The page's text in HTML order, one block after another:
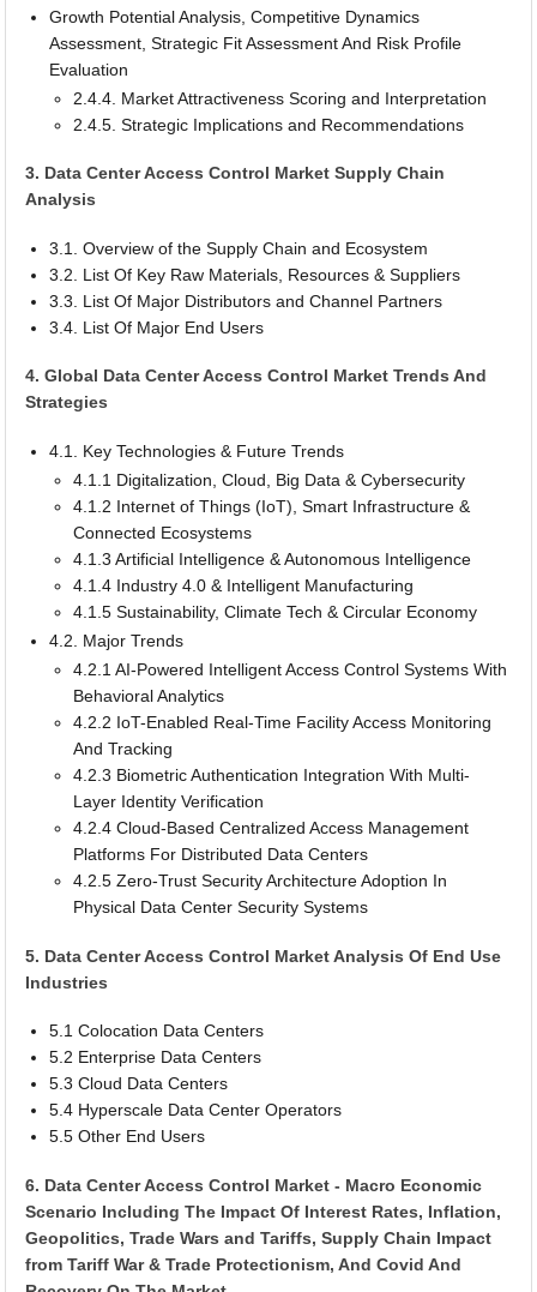
Growth Potential Analysis, Competitive Dynamics
Assessment, Strategic Fit Assessment And Risk Profile
Evaluation
2.4.4. Market Attractiveness Scoring and Interpretation
2.4.5. Strategic Implications and Recommendations
3. Data Center Access Control Market Supply Chain
Analysis
3.1. Overview of the Supply Chain and Ecosystem
3.2. List Of Key Raw Materials, Resources & Suppliers
3.3. List Of Major Distributors and Channel Partners
3.4. List Of Major End Users
4. Global Data Center Access Control Market Trends And
Strategies
4.1. Key Technologies & Future Trends
4.1.1 Digitalization, Cloud, Big Data & Cybersecurity
4.1.2 Internet of Things (IoT), Smart Infrastructure &
Connected Ecosystems
4.1.3 Artificial Intelligence & Autonomous Intelligence
4.1.4 Industry 4.0 & Intelligent Manufacturing
4.1.5 Sustainability, Climate Tech & Circular Economy
4.2. Major Trends
4.2.1 AI-Powered Intelligent Access Control Systems With
Behavioral Analytics
4.2.2 IoT-Enabled Real-Time Facility Access Monitoring
And Tracking
4.2.3 Biometric Authentication Integration With Multi-
Layer Identity Verification
4.2.4 Cloud-Based Centralized Access Management
Platforms For Distributed Data Centers
4.2.5 Zero-Trust Security Architecture Adoption In
Physical Data Center Security Systems
5. Data Center Access Control Market Analysis Of End Use
Industries
5.1 Colocation Data Centers
5.2 Enterprise Data Centers
5.3 Cloud Data Centers
5.4 Hyperscale Data Center Operators
5.5 Other End Users
6. Data Center Access Control Market - Macro Economic
Scenario Including The Impact Of Interest Rates, Inflation,
Geopolitics, Trade Wars and Tariffs, Supply Chain Impact
from Tariff War & Trade Protectionism, And Covid And